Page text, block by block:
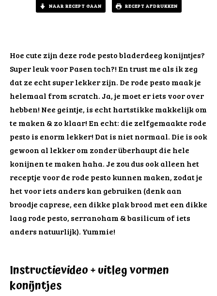
NAAR RECEPT GAAN RECEPT AFDRUKKEN
Hoe cute zijn deze rode pesto bladerdeeg konijntjes?
Super leuk voor Pasen toch?! En trust me als ik zeg
dat ze echt super lekker zijn. De rode pesto maak je
helemaal from scratch. Ja, je moet er iets voor over
hebben! Nee geintje, is echt hartstikke makkelijk om
te maken & zo klaar! En echt: die zelfgemaakte rode
pesto is enorm lekker! Dat is niet normaal. Die is ook
gewoon al lekker om zonder überhaupt die hele
konijnen te maken haha. Je zou dus ook alleen het
receptje voor de rode pesto kunnen maken, zodat je
het voor iets anders kan gebruiken (denk aan
broodje caprese, een dikke plak brood met een dikke
laag rode pesto, serranoham & basilicum of iets
anders natuurlijk). Yummie!
Instructievideo + uitleg vormen
konijntjes